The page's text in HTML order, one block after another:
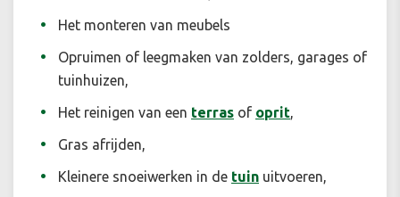
Het monteren van meubels
Opruimen of leegmaken van zolders, garages of
tuinhuizen,
Het reinigen van een terras of oprit,
Gras afrijden,
Kleinere snoeiwerken in de tuin uitvoeren,